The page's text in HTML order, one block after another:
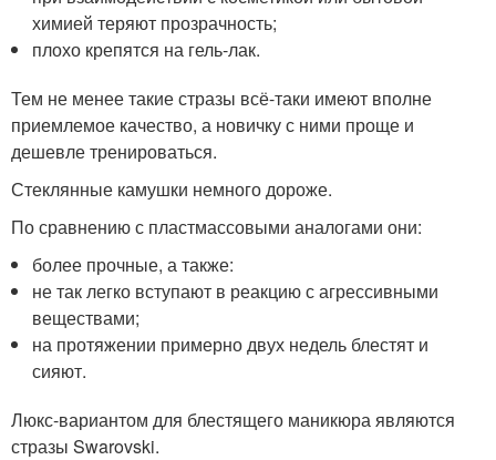
химией теряют прозрачность;
плохо крепятся на гель-лак.
Тем не менее такие стразы всё-таки имеют вполне
приемлемое качество, а новичку с ними проще и
дешевле тренироваться.
Стеклянные камушки немного дороже.
По сравнению с пластмассовыми аналогами они:
более прочные, а также:
не так легко вступают в реакцию с агрессивными
веществами;
на протяжении примерно двух недель блестят и
сияют.
Люкс-вариантом для блестящего маникюра являются
стразы Swarovski.